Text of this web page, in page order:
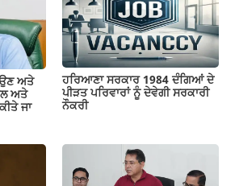
ਅਤੇ
ਅਤੇ
ਜਾ
ਹਰਿਆਣਾ ਸਰਕਾਰ 1984 ਦੰਗਿਆਂ ਦੇ
ਪੀੜਤ ਪਰਿਵਾਰਾਂ ਨੂੰ ਦੇਵੇਗੀ ਸਰਕਾਰੀ
ਨੌਕਰੀ